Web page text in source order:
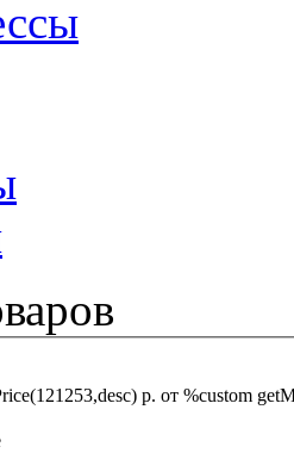
р. от %custom